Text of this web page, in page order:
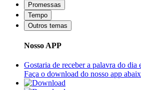
Promessas
Tempo
Outros temas
Nosso APP
Gostaria de receber a palavra do dia
Faça o download do nosso app